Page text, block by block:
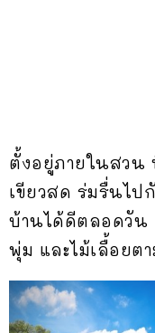
ตั้งอยู่ภายในสวน
เขียวสด ร่มรื่นไป
บ้านได้ดีตลอดวัน
พุ่ม และไม้เลื้อยต